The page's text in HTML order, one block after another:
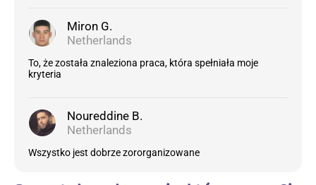
Miron G.
Netherlands
To, że została znaleziona praca, która spełniała moje
kryteria
Noureddine B.
Netherlands
Wszystko jest dobrze zororganizowane